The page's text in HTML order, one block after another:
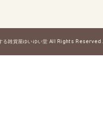
る雑貨屋ゆいゆい堂 All Rights Reserved.